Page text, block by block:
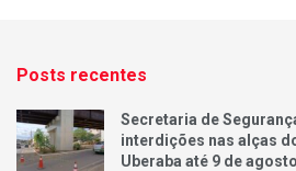
Posts recentes
Secretaria de
interdições nas alças
Uberaba até 9 de agosto